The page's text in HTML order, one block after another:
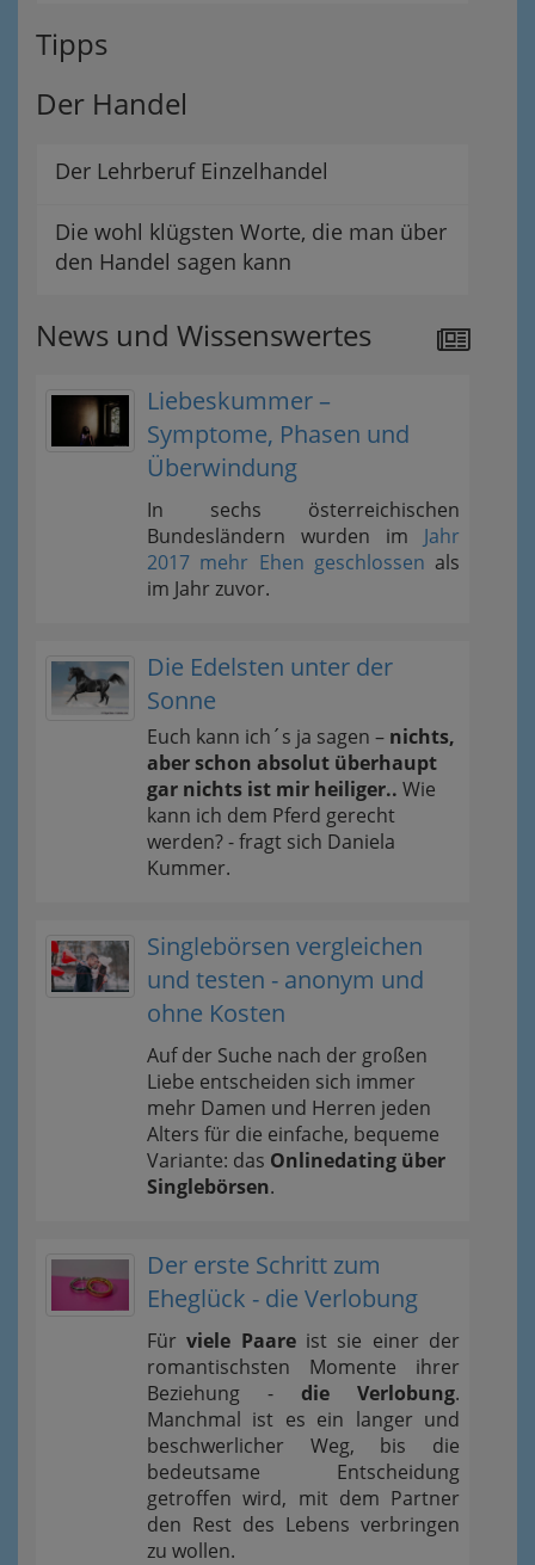
Tipps
Der Handel
Der Lehrberuf Einzelhandel
Die wohl klügsten Worte, die man über
den Handel sagen kann
News und Wissenswertes
Liebeskummer –
Symptome, Phasen und
Überwindung
In sechs österreichischen
Bundesländern wurden im Jahr
2017 mehr Ehen geschlossen als
im Jahr zuvor.
Die Edelsten unter der
Sonne
Euch kann ich´s ja sagen – nichts,
aber schon absolut überhaupt
gar nichts ist mir heiliger.. Wie
kann ich dem Pferd gerecht
werden? - fragt sich Daniela
Kummer.
Singlebörsen vergleichen
und testen - anonym und
ohne Kosten
Auf der Suche nach der großen
Liebe entscheiden sich immer
mehr Damen und Herren jeden
Alters für die einfache, bequeme
Variante: das Onlinedating über
Singlebörsen.
Der erste Schritt zum
Eheglück - die Verlobung
Fürviele Paareist sie einer der
romantischsten Momente ihrer
Beziehung - die Verlobung.
Manchmal ist es ein langer und
beschwerlicher Weg, bis die
bedeutsame Entscheidung
getroffen wird, mit dem Partner
den Rest des Lebens verbringen
zu wollen.